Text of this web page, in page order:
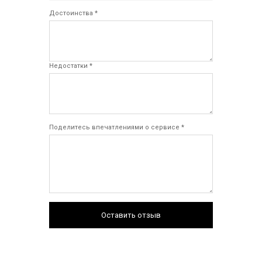
Достоинства *
Недостатки *
Поделитесь впечатлениями о сервисе *
Оставить отзыв